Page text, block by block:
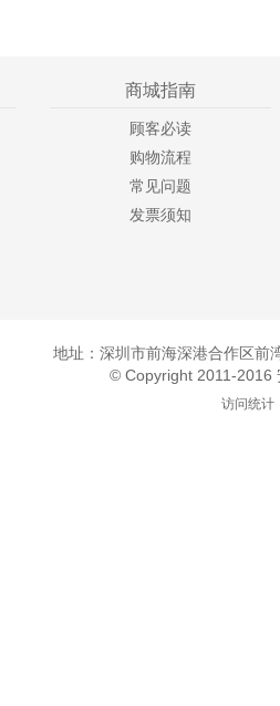
商城指南
顾客必读
购物流程
常见问题
发票须知
地址：深圳市前海深港合作区前
© Copyright 2011-2016
访问统计